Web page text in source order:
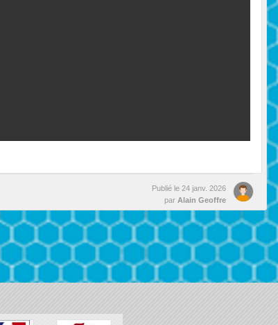
Publié le 24 janv. 2026
par Alain Geoffre